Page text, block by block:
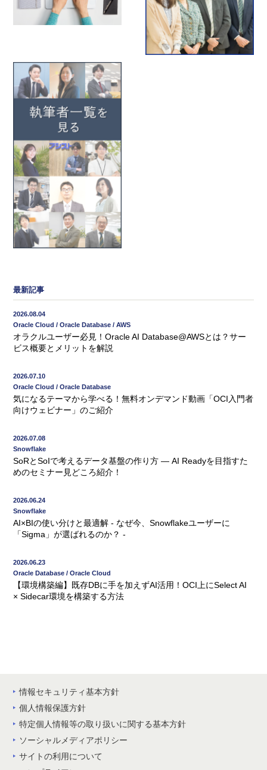
最新記事
2026.08.04
Oracle Cloud / Oracle Database / AWS
オラクルユーザー必見！Oracle AI Database@AWSとは？サー
ビス概要とメリットを解説
2026.07.10
Oracle Cloud / Oracle Database
気になるテーマから学べる！無料オンデマンド動画「OCI入門者
向けウェビナー」のご紹介
2026.07.08
Snowflake
SoRとSoIで考えるデータ基盤の作り方 ― AI Readyを目指すた
めのセミナー見どころ紹介！
2026.06.24
Snowflake
AI×BIの使い分けと最適解 - なぜ今、Snowflakeユーザーに
「Sigma」が選ばれるのか？ -
2026.06.23
Oracle Database / Oracle Cloud
【環境構築編】既存DBに手を加えずAI活用！OCI上にSelect AI
× Sidecar環境を構築する方法
情報セキュリティ基本方針
個人情報保護方針
特定個人情報等の取り扱いに関する基本方針
ソーシャルメディアポリシー
サイトの利用について